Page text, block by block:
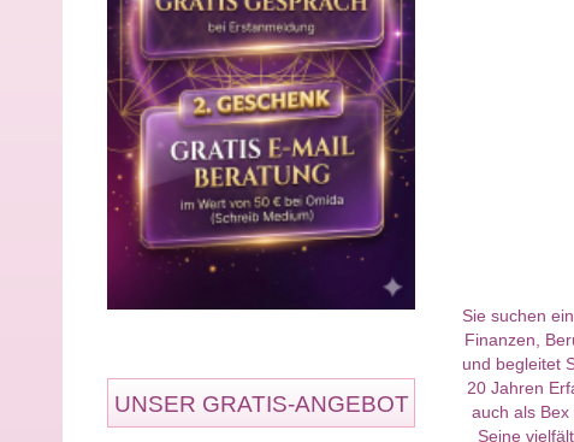
UNSER GRATIS-ANGEBOT
Sie suchen
Finanzen,
und begleitet
20 Jahren
auch als
Seine